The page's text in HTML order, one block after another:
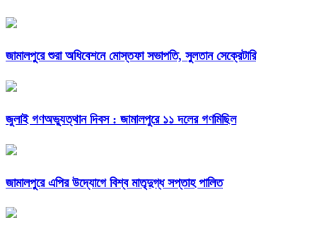
জামালপুরে শুরা অধিবেশনে মোস্তফা সভাপতি, সুলতান সেক্রেটারি
জুলাই গণঅভ্যুত্থান দিবস : জামালপুরে ১১ দলের গণমিছিল
জামালপুরে এপির উদ্যোগে বিশ্ব মাতৃদুগ্ধ সপ্তাহ পালিত